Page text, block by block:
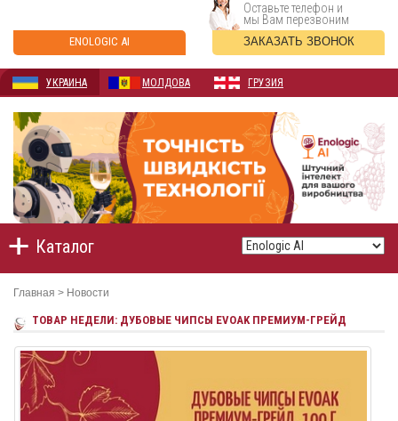
ENOLOGIC AI
Оставьте телефон и
мы Вам перезвоним
ЗАКАЗАТЬ ЗВОНОК
УКРАИНА МОЛДОВА ГРУЗИЯ
Каталог
Главная > Новости
ТОВАР НЕДЕЛИ: ДУБОВЫЕ ЧИПСЫ EVOAK ПРЕМИУМ-ГРЕЙД